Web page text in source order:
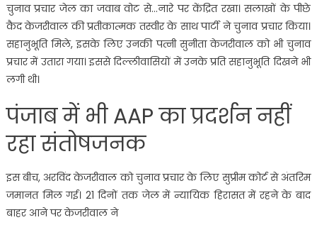
चुनाव प्रचार जेल का जवाब वोट से…नारे पर केंद्रित रखा। सलाखों के पीछे
कैद केजरीवाल की प्रतीकात्मक तस्वीर के साथ पार्टी ने चुनाव प्रचार किया।
सहानुभूति मिले, इसके लिए उनकी पत्नी सुनीता केजरीवाल को भी चुनाव
प्रचार में उतारा गया। इससे दिल्लीवासियों में उनके प्रति सहानुभूति दिखने भी
लगी थी।
पंजाब में भी AAP का प्रदर्शन नहीं
रहा संतोषजनक
इस बीच, अरविंद केजरीवाल को चुनाव प्रचार के लिए सुप्रीम कोर्ट से अंतरिम
जमानत मिल गई। 21 दिनों तक जेल में न्यायिक हिरासत में रहने के बाद
बाहर आने पर केजरीवाल ने